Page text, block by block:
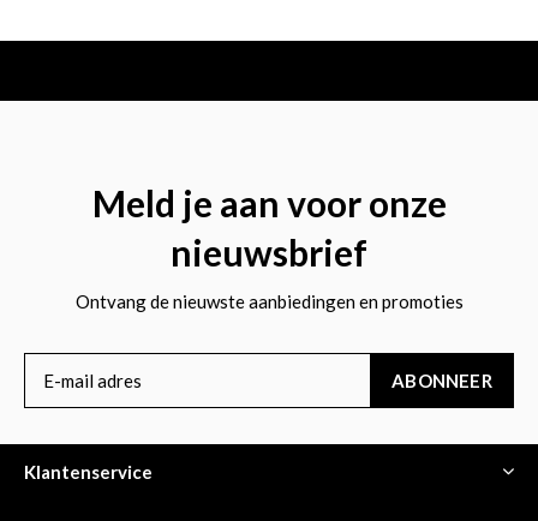
Meld je aan voor onze
nieuwsbrief
Ontvang de nieuwste aanbiedingen en promoties
ABONNEER
Klantenservice